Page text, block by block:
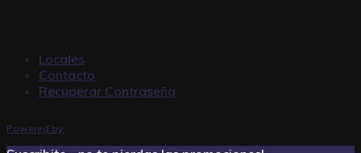
Locales
Contacto
Recuperar Contraseña
Powered by